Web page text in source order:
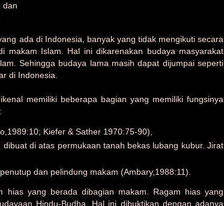
dan
ada di Indonesia, banyak yang tidak mengikuti secara
makam Islam. Hal ini dikarenakan budaya masyarakat
Sehingga budaya lama masih dapat dijumpai seperti
di Indonesia.
memiliki beberapa bagian yang memiliki fungsinya
Kiefer & Sather 1970:75-90),
di atas permukaan tanah bekas lubang kubur. Jirat
dan pelindung makam (Ambary,1988:11).
yang berada dibagian makam. Ragam hias yang
Hindu-Budha. Hal ini dibuktikan dengan adanya